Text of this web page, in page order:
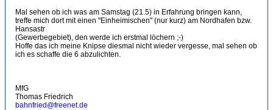
Mal sehen ob ich was am Samstag (21.5) in Erfahrung bringen kann,
treffe mich dort mit einen "Einheimischen" (nur kurz) am Nordhafen bzw.
Hansastr
(Gewerbegebiet), den werde ich erstmal löchern ;-)
Hoffe das ich meine Knipse diesmal nicht wieder vergesse, mal sehen ob
ich es schaffe die 6 abzulichten.
MfG
Thomas Friedrich
bahnfried@freenet.de